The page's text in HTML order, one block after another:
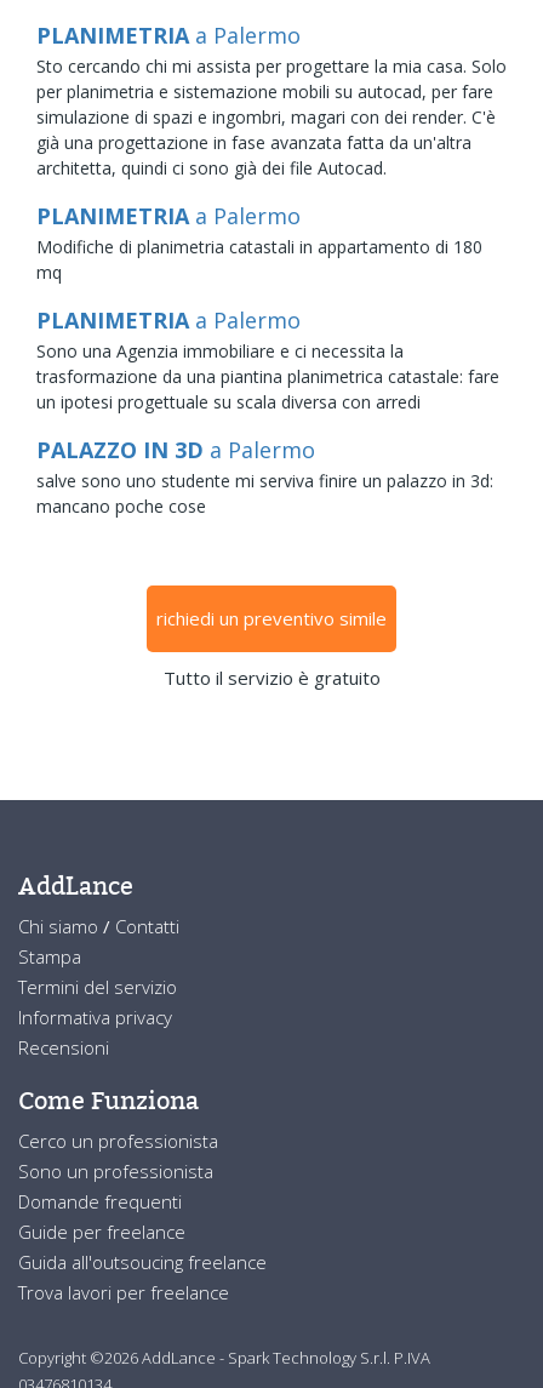
PLANIMETRIA a Palermo
Sto cercando chi mi assista per progettare la mia casa. Solo
per planimetria e sistemazione mobili su autocad, per fare
simulazione di spazi e ingombri, magari con dei render. C'è
già una progettazione in fase avanzata fatta da un'altra
architetta, quindi ci sono già dei file Autocad.
PLANIMETRIA a Palermo
Modifiche di planimetria catastali in appartamento di 180
mq
PLANIMETRIA a Palermo
Sono una Agenzia immobiliare e ci necessita la
trasformazione da una piantina planimetrica catastale: fare
un ipotesi progettuale su scala diversa con arredi
PALAZZO IN 3D a Palermo
salve sono uno studente mi serviva finire un palazzo in 3d:
mancano poche cose
richiedi un preventivo simile
Tutto il servizio è gratuito
AddLance
Chi siamo / Contatti
Stampa
Termini del servizio
Informativa privacy
Recensioni
Come Funziona
Cerco un professionista
Sono un professionista
Domande frequenti
Guide per freelance
Guida all'outsoucing freelance
Trova lavori per freelance
Copyright ©2026 AddLance - Spark Technology S.r.l. P.IVA